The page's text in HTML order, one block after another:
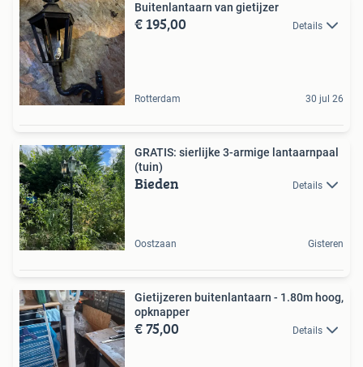
Buitenlantaarn van gietijzer
€ 195,00 Details
Rotterdam 30 jul 26
GRATIS: sierlijke 3-armige lantaarnpaal
(tuin)
Bieden Details
Oostzaan Gisteren
Gietijzeren buitenlantaarn - 1.80m hoog,
opknapper
€ 75,00 Details